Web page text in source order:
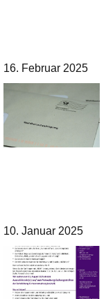
16. Februar 2025
10. Januar 2025